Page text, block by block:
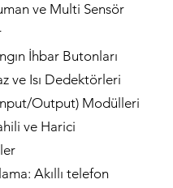
ve Multi Sensör
İhbar Butonları
ve Isı Dedektörleri
Output) Modülleri
ve Harici
Akıllı telefon